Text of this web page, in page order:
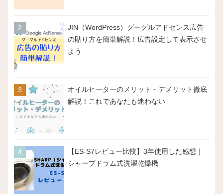
JIN（WordPress）グーグルアドセンス広告
の貼り方を簡単解説！広告設定して表示させ
よう
オイルヒーターのメリット・デメリット徹底
解説！これであなたも迷わない
【ES-S7レビュー比較】3年使用した感想｜
シャープドラム式洗濯乾燥機